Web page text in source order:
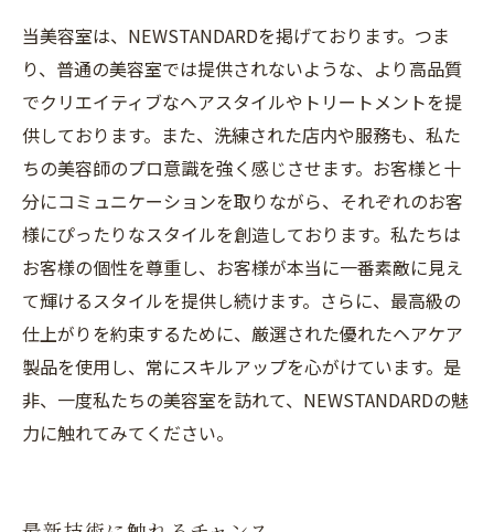
当美容室は、NEWSTANDARDを掲げております。つま
り、普通の美容室では提供されないような、より高品質
でクリエイティブなヘアスタイルやトリートメントを提
供しております。また、洗練された店内や服務も、私た
ちの美容師のプロ意識を強く感じさせます。お客様と十
分にコミュニケーションを取りながら、それぞれのお客
様にぴったりなスタイルを創造しております。私たちは
お客様の個性を尊重し、お客様が本当に一番素敵に見え
て輝けるスタイルを提供し続けます。さらに、最高級の
仕上がりを約束するために、厳選された優れたヘアケア
製品を使用し、常にスキルアップを心がけています。是
非、一度私たちの美容室を訪れて、NEWSTANDARDの魅
力に触れてみてください。